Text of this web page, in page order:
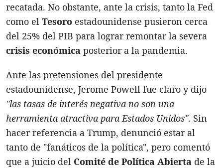
recatada. No obstante, ante la crisis, tanto la Fed
como el Tesoro estadounidense pusieron cerca
del 25% del PIB para lograr remontar la severa
crisis económica posterior a la pandemia.
Ante las pretensiones del presidente
estadounidense, Jerome Powell fue claro y dijo
"las tasas de interés negativa no son una
herramienta atractiva para Estados Unidos". Sin
hacer referencia a Trump, denunció estar al
tanto de "fanáticos de la política", pero comentó
que a juicio del Comité de Política Abierta de la